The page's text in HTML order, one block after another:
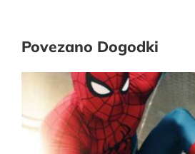
Povezano Dogodki